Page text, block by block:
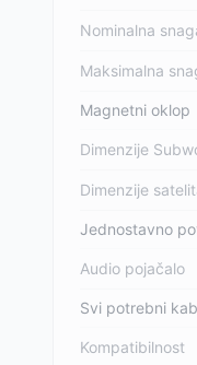
Nominalna
Maksimalna
Magnetni oklop
Dimenzije
Dimenzije
Jednostavno
Audio pojačalo
Svi potrebni
Kompatibilnost